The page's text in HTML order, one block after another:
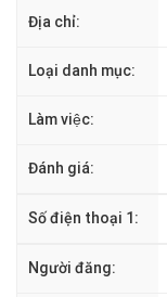
Địa chỉ:
Loại danh mục:
Làm việc:
Đánh giá:
Số điện thoại 1:
Người đăng: